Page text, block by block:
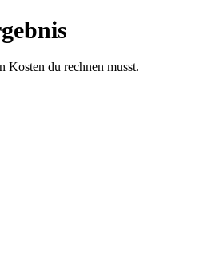
Kosten du rechnen musst.